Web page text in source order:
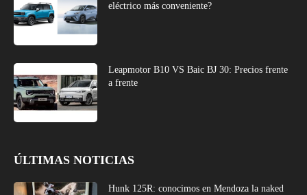
eléctrico más conveniente?
Leapmotor B10 VS Baic BJ 30: Precios frente
a frente
ÚLTIMAS NOTICIAS
Hunk 125R: conocimos en Mendoza la naked